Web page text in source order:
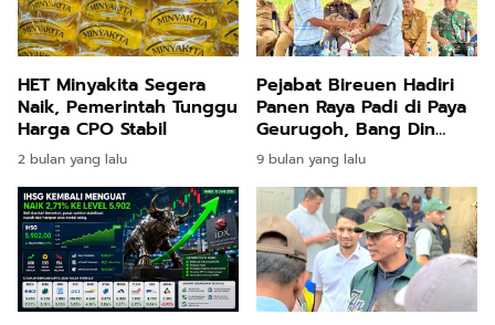
HET Minyakita Segera
Naik, Pemerintah Tunggu
Harga CPO Stabil
2 bulan yang lalu
Pejabat Bireuen Hadiri
Panen Raya Padi di Paya
Geurugoh, Bang Din
Dapat Penghargaan Atas
Inovasi Pompanisasi
9 bulan yang lalu